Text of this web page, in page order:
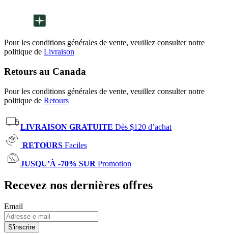
Pour les conditions générales de vente, veuillez consulter notre
politique de Livraison
Retours au Canada
Pour les conditions générales de vente, veuillez consulter notre
politique de Retours
LIVRAISON GRATUITE Dès $120 d’achat
RETOURS Faciles
JUSQU’À -70% SUR Promotion
Recevez nos dernières offres
Email
S'inscrire